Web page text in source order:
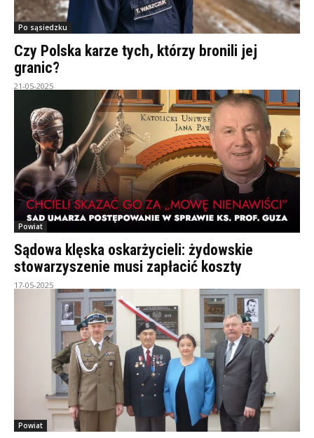
Po sąsiedzku
Czy Polska karze tych, którzy bronili jej
granic?
21-05-2025
Powiat
Sądowa klęska oskarżycieli: żydowskie
stowarzyszenie musi zapłacić koszty
17-05-2025
Powiat